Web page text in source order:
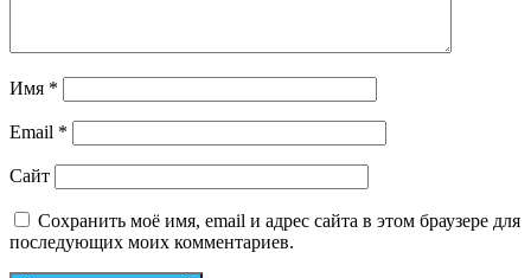
Имя *
Email *
Сайт
Сохранить моё имя, email и адрес сайта в этом браузере для
последующих моих комментариев.